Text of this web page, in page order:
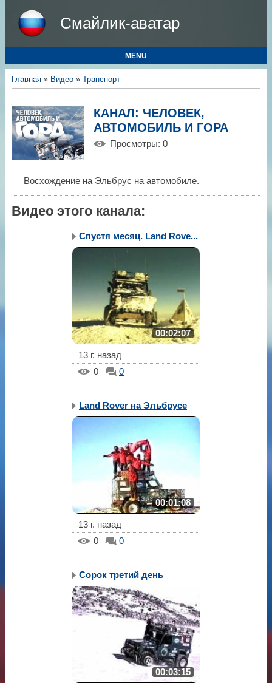
Смайлик-аватар
MENU
Главная» Видео» Транспорт
КАНАЛ: ЧЕЛОВЕК,
АВТОМОБИЛЬ И ГОРА
Просмотры: 0
Восхождение на Эльбрус на автомобиле.
Видео этого канала:
Спустя месяц. Land Rove...
00:02:07
13 г. назад
0
0
Land Rover на Эльбрусе
00:01:08
13 г. назад
0
0
Сорок третий день
00:03:15